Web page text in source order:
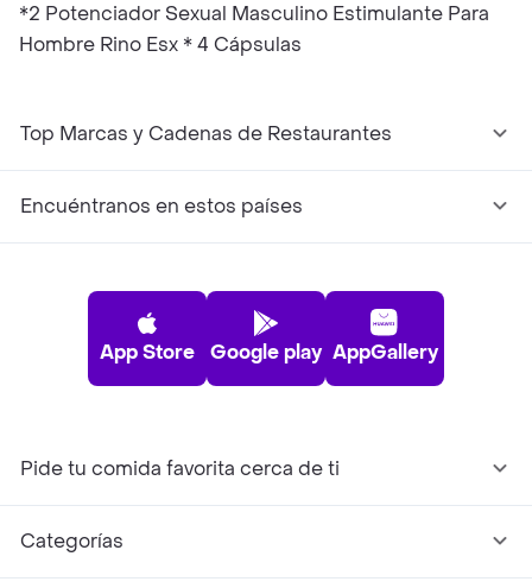
*2 Potenciador Sexual Masculino Estimulante Para
Hombre Rino Esx * 4 Cápsulas
Top Marcas y Cadenas de Restaurantes
Encuéntranos en estos países
App Store Google play AppGallery
Pide tu comida favorita cerca de ti
Categorías